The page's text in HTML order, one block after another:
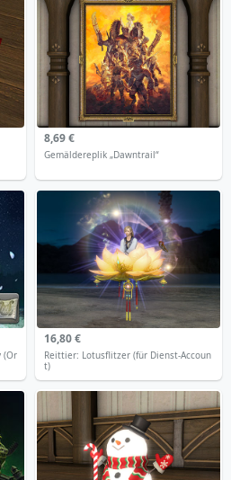
8,69 €
Gemäldereplik „Dawntrail“
(Or
16,80 €
Reittier: Lotusflitzer (für Dienst-Accoun
t)